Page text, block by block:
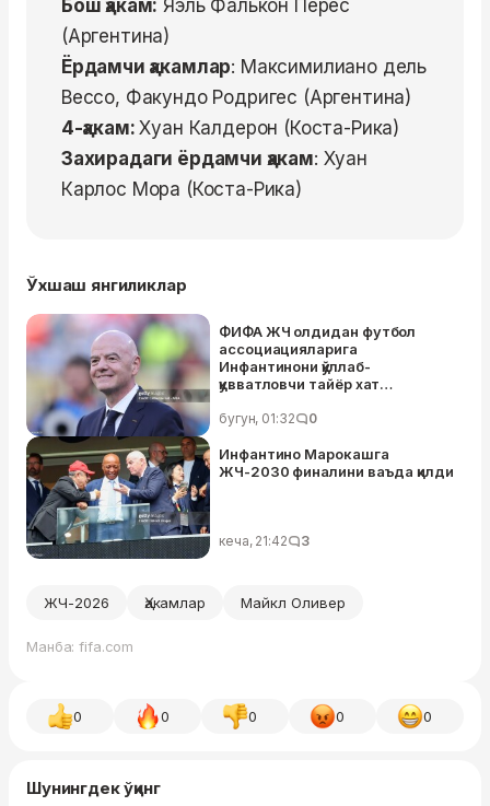
Бош ҳакам: Яэль Фалькон Перес
(Аргентина)
Ёрдамчи ҳакамлар: Максимилиано дель
Вессо, Факундо Родригес (Аргентина)
4-ҳакам:Хуан Калдерон (Коста-Рика)
Захирадаги ёрдамчи ҳакам: Хуан
Карлос Мора (Коста-Рика)
Ўхшаш янгиликлар
ФИФА ЖЧ олдидан футбол
ассоциацияларига
Инфантинони қўллаб-
қувватловчи тайёр хат
аллақачон ташкилот раҳбарлари
бугун, 01:32 0
Инфантино Марокашга
ЖЧ-2030 финалини ваъда қилди
кеча, 21:42 3
ЖЧ-2026 Ҳакамлар Майкл Оливер
Манба: fifa.com
0 0 0 0 0
Шунингдек ўқинг